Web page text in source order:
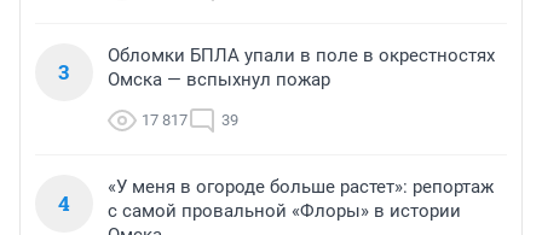
3
Обломки БПЛА упали в поле в окрестностях
Омска — вспыхнул пожар
17 817 39
4
«У меня в огороде больше растет»: репортаж
с самой провальной «Флоры» в истории